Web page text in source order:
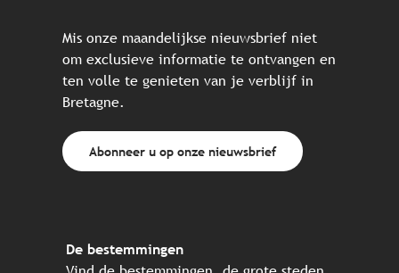
Mis onze maandelijkse nieuwsbrief niet
om exclusieve informatie te ontvangen en
ten volle te genieten van je verblijf in
Bretagne.
Abonneer u op onze nieuwsbrief
De bestemmingen